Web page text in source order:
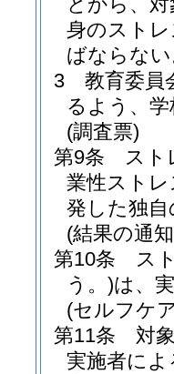
身のスト
ばならな
3
教育委員
るよう、
(調査票)
第9条
スト
業性スト
発した独
(結果の通
第10条
ス
う。)は、
(セルフケ
第11条
対
実施者に